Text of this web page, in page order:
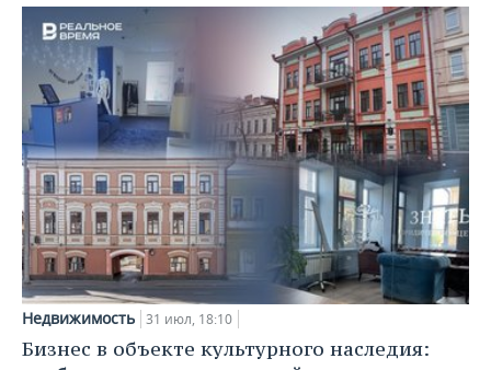
Недвижимость 31 июл, 18:10
Бизнес в объекте культурного наследия: